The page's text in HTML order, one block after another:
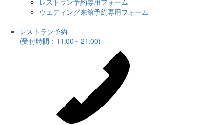
レストラン予約専用フォーム
ウェディング来館予約専用フォーム
レストラン予約
(受付時間：11:00～21:00)